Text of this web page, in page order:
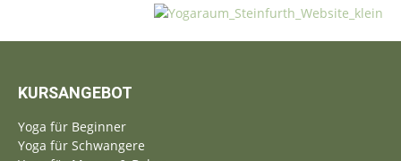
KURSANGEBOT
Yoga für Beginner
Yoga für Schwangere